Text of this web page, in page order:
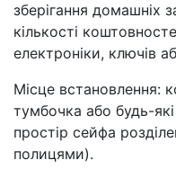
зберігання домашніх
кількості
електроніки, ключів
Місце встановлення:
тумбочка або будь-
простір сейфа
полицями).